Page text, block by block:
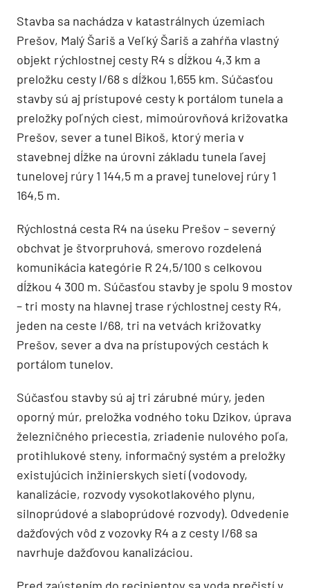
Stavba sa nachádza v katastrálnych územiach
Prešov, Malý Šariš a Veľký Šariš a zahŕňa vlastný
objekt rýchlostnej cesty R4 s dĺžkou 4,3 km a
preložku cesty I/68 s dĺžkou 1,655 km. Súčasťou
stavby sú aj prístupové cesty k portálom tunela a
preložky poľných ciest, mimoúrovňová križovatka
Prešov, sever a tunel Bikoš, ktorý meria v
stavebnej dĺžke na úrovni základu tunela ľavej
tunelovej rúry 1 144,5 m a pravej tunelovej rúry 1
164,5 m.
Rýchlostná cesta R4 na úseku Prešov – severný
obchvat je štvorpruhová, smerovo rozdelená
komunikácia kategórie R 24,5/100 s celkovou
dĺžkou 4 300 m. Súčasťou stavby je spolu 9 mostov
– tri mosty na hlavnej trase rýchlostnej cesty R4,
jeden na ceste I/68, tri na vetvách križovatky
Prešov, sever a dva na prístupových cestách k
portálom tunelov.
Súčasťou stavby sú aj tri zárubné múry, jeden
oporný múr, preložka vodného toku Dzikov, úprava
železničného priecestia, zriadenie nulového poľa,
protihlukové steny, informačný systém a preložky
existujúcich inžinierskych sietí (vodovody,
kanalizácie, rozvody vysokotlakového plynu,
silnoprúdové a slaboprúdové rozvody). Odvedenie
dažďových vôd z vozovky R4 a z cesty I/68 sa
navrhuje dažďovou kanalizáciou.